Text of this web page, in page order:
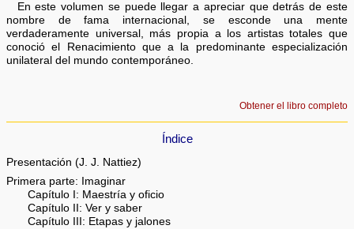
En este volumen se puede llegar a apreciar que detrás de este
nombre de fama internacional, se esconde una mente
verdaderamente universal, más propia a los artistas totales que
conoció el Renacimiento que a la predominante especialización
unilateral del mundo contemporáneo.
Obtener el libro completo
Índice
Presentación (J. J. Nattiez)
Primera parte: Imaginar
Capítulo I: Maestría y oficio
Capítulo II: Ver y saber
Capítulo III: Etapas y jalones